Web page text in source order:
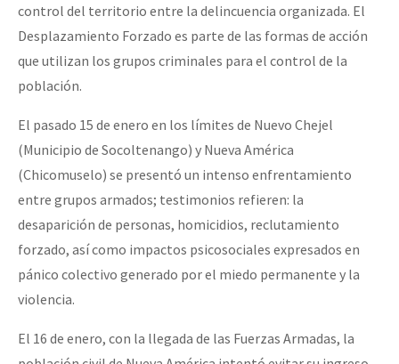
control del territorio entre la delincuencia organizada. El
Desplazamiento Forzado es parte de las formas de acción
que utilizan los grupos criminales para el control de la
población.
El pasado 15 de enero en los límites de Nuevo Chejel
(Municipio de Socoltenango) y Nueva América
(Chicomuselo) se presentó un intenso enfrentamiento
entre grupos armados; testimonios refieren: la
desaparición de personas, homicidios, reclutamiento
forzado, así como impactos psicosociales expresados en
pánico colectivo generado por el miedo permanente y la
violencia.
El 16 de enero, con la llegada de las Fuerzas Armadas, la